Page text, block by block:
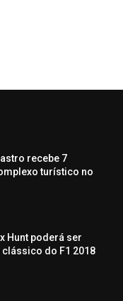
recebe 7
turístico no
Hunt poderá ser
do F1 2018